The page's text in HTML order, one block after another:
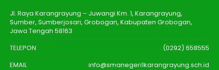
Jl. Raya Karangrayung – Juwangi Km. 1, Karangrayung,
Sumber, Sumberjosari, Grobogan, Kabupaten Grobogan,
Jawa Tengah 58163
TELEPON
(0292) 658555
EMAIL
info@smanegeri1karangrayung.sch.id